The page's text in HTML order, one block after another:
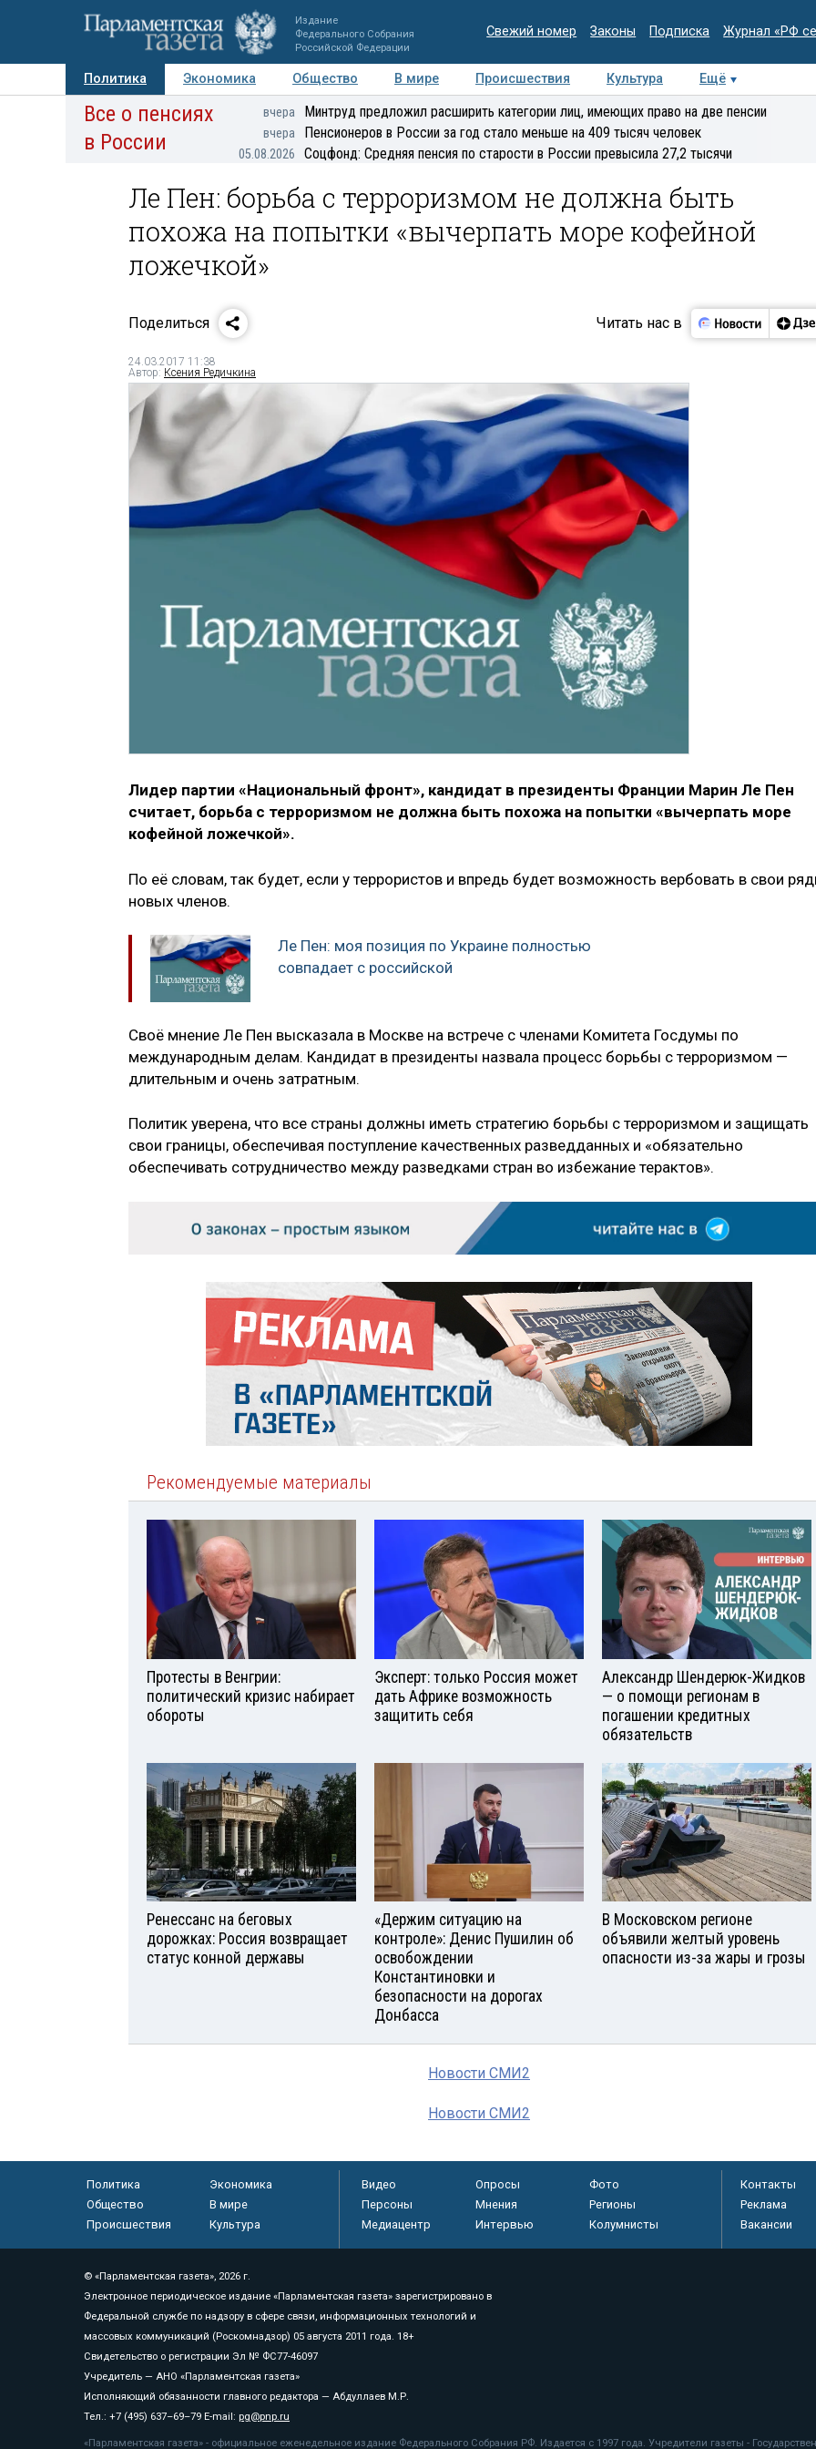
Издание
Федерального Собрания
Российской Федерации
Свежий номер Законы Подписка Журнал «РФ
Политика Экономика Общество В мире Происшествия Культура
Ещё
Авторы Персоны Мнения Регионы Медиацентр Интервью Колумнисты
Все о пенсиях
в России
вчера Минтруд предложил расширить категории лиц, имеющих право на две пенсии
вчера Пенсионеров в России за год стало меньше на 409 тысяч человек
05.08.2026 Соцфонд: Средняя пенсия по старости в России превысила 27,2 тысячи
Ле Пен: борьба с терроризмом не должна быть
похожа на попытки «вычерпать море кофейной
ложечкой»
Поделиться Читать нас в
24.03.2017 11:38
Автор: Ксения Редичкина
Лидер партии «Национальный фронт», кандидат в президенты Франции Марин Ле Пен
считает, борьба с терроризмом не должна быть похожа на попытки «вычерпать море
кофейной ложечкой».
По её словам, так будет, если у террористов и впредь будет возможность вербовать в свои
новых членов.
Ле Пен: моя позиция по Украине полностью
совпадает с российской
Своё мнение Ле Пен высказала в Москве на встрече с членами Комитета Госдумы по
международным делам. Кандидат в президенты назвала процесс борьбы с терроризмом —
длительным и очень затратным.
Политик уверена, что все страны должны иметь стратегию борьбы с терроризмом и защищать
свои границы, обеспечивая поступление качественных разведданных и «обязательно
обеспечивать сотрудничество между разведками стран во избежание терактов».
Рекомендуемые материалы
Протесты в Венгрии:
политический кризис набирает
обороты
Эксперт: только Россия может
дать Африке возможность
защитить себя
Александр Шендерюк-Жидков
— о помощи регионам в
погашении кредитных
обязательств
Ренессанс на беговых
дорожках: Россия возвращает
статус конной державы
«Держим ситуацию на
контроле»: Денис Пушилин об
освобождении
Константиновки и
безопасности на дорогах
Донбасса
В Московском регионе
объявили желтый уровень
опасности из-за жары и грозы
Новости СМИ2
Новости СМИ2
Политика
Экономика
Общество
В мире
Происшествия
Культура
Видео Опросы
Фото
Персоны
Мнения
Регионы
Медиацентр
Интервью Колумнисты
Контакты
Реклама
Вакансии
© «Парламентская газета», 2026 г.
Электронное периодическое издание «Парламентская газета» зарегистрировано в
Федеральной службе по надзору в сфере связи, информационных технологий и
массовых коммуникаций (Роскомнадзор) 05 августа 2011 года. 18+
Свидетельство о регистрации Эл № ФС77-46097
Учредитель — АНО «Парламентская газета»
Исполняющий обязанности главного редактора — Абдуллаев М.Р.
Тел.: +7 (495) 637–69–79 E-mail: pg@pnp.ru
«Парламентская газета» - официальное еженедельное издание Федерального Собрания РФ. Издается с 1997 года. Учредители газеты -